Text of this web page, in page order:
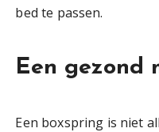
bed te passen.
Een gezond
Een boxspring is niet